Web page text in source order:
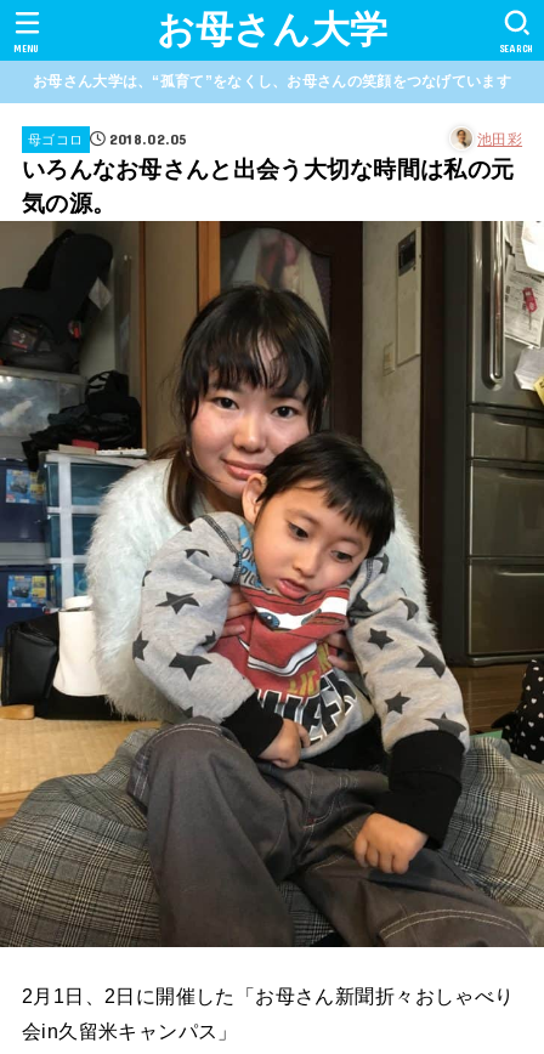
お母さん大学 SEARCH
MENU
お母さん大学は、“孤育て”をなくし、お母さんの笑顔をつなげています
母ゴコロ 2018.02.05 池田彩
いろんなお母さんと出会う大切な時間は私の元
気の源。
2月1日、2日に開催した「お母さん新聞折々おしゃべり
会in久留米キャンパス」